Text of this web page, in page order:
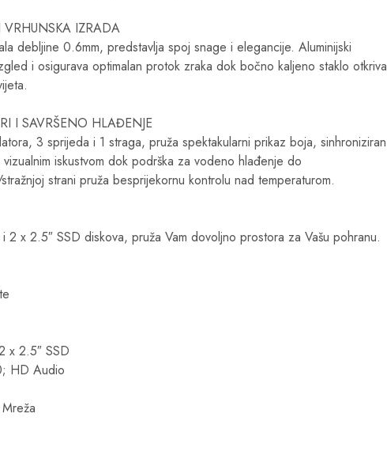
IZRADA
debljine 0.6mm, predstavlja spoj snage i elegancije. Aluminijski
i osigurava optimalan protok zraka dok bočno kaljeno staklo otkriva
I SAVRŠENO HLAĐENJE
3 sprijeda i 1 straga, pruža spektakularni prikaz boja, sinhroniziran
iskustvom dok podrška za vodeno hlađenje do
strani pruža besprijekornu kontrolu nad temperaturom.
x 2.5″ SSD diskova, pruža Vam dovoljno prostora za Vašu pohranu.
x 2.5″ SSD
HD Audio